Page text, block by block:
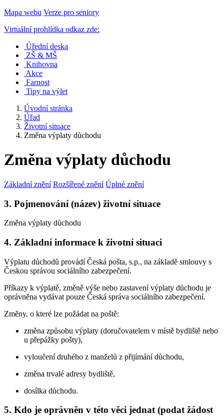
Mapa webu Verze pro seniory
Virtuální prohlídka odkaz zde:
Úřední deska
ZŠ & MŠ
Knihovna
Akce
Farnost
Tipy na výlet
Úvodní stránka
Úřad
Životní situace
Změna výplaty důchodu
Změna výplaty důchodu
Základní znění Rozšířené znění Úplné znění
3. Pojmenování (název) životní situace
Změna výplaty důchodu
4. Základní informace k životní situaci
Výplatu důchodů provádí Česká pošta, s.p., na základě smlouvy s
Českou správou sociálního zabezpečení.
Příkazy k výplatě, změně výše nebo zastavení výplaty důchodu je
oprávněna vydávat pouze Česká správa sociálního zabezpečení.
Změny, o které lze požádat na poště:
změna způsobu výplaty (doručovatelem v místě bydliště nebo
u přepážky pošty),
vyloučení druhého z manželů z přijímání důchodu,
změna trvalé adresy bydliště,
dosílka důchodu.
5. Kdo je oprávněn v této věci jednat (podat žádost